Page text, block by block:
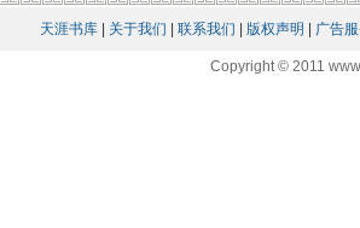
天涯书库| 关于我们 联系我们 版权声明 广告
Copyright © 2011